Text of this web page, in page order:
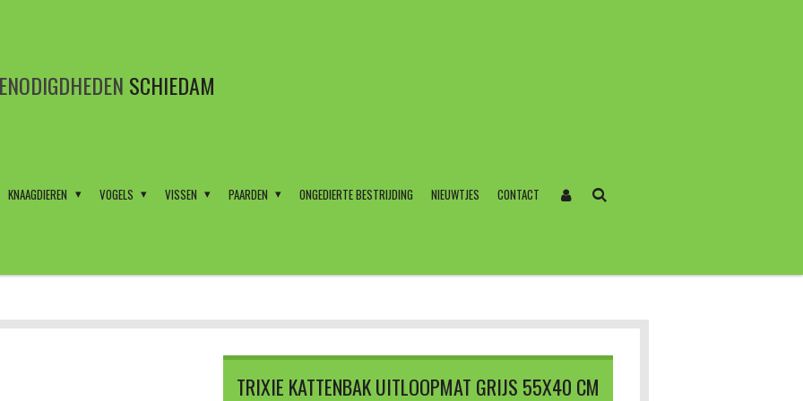
SCHIEDAM
KNAAGDIEREN VOGELS VISSEN PAARDEN ONGEDIERTE BESTRIJDING NIEUWTJES CONTACT
TRIXIE KATTENBAK UITLOOPMAT GRIJS 55X40 CM